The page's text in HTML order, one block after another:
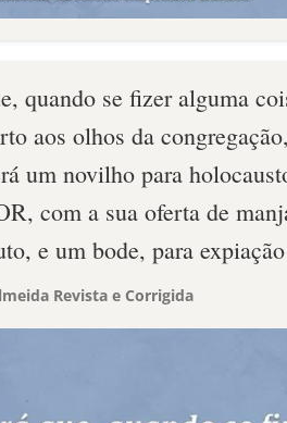
quando se fizer alguma
aos olhos da
um novilho para
com a sua oferta de
e um bode, para
Revista e Corrigida